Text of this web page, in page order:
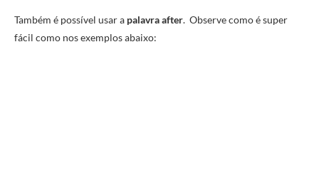
Também é possível usar a palavra after. Observe como é super
fácil como nos exemplos abaixo: